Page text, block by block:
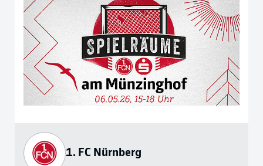
1. FC Nürnberg